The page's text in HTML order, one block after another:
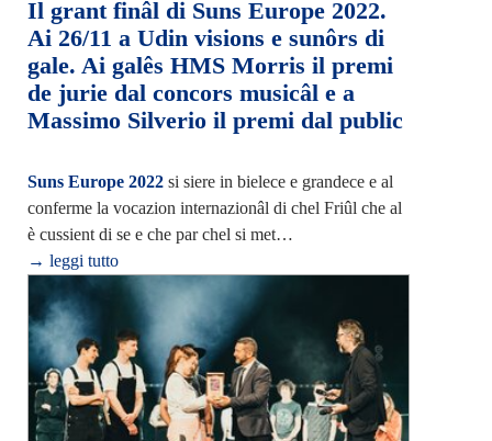
Il grant finâl di Suns Europe 2022.
Ai 26/11 a Udin visions e sunôrs di
gale. Ai galês HMS Morris il premi
de jurie dal concors musicâl e a
Massimo Silverio il premi dal public
Suns Europe 2022si siere in bielece e grandece e al
conferme la vocazion internazionâl di chel Friûl che al
è cussient di se e che par chel si met…
→ leggi tutto